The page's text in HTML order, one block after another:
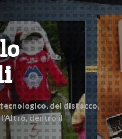
del distacco,
dentro il